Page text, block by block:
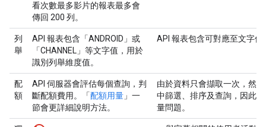
看次數最多影片的報表最多會
傳回 200 列。
列
舉
API 報表包含「ANDROID」或
「CHANNEL」等文字值，用於
識別列舉維度值。
API 報表包含可對應至文字值
配
額
API 伺服器會評估每個查詢，判
斷配額費用。「配額用量 」一
節會更詳細說明方法。
由於資料只會擷取一次，然
中篩選、排序及查詢，因此
量問題。